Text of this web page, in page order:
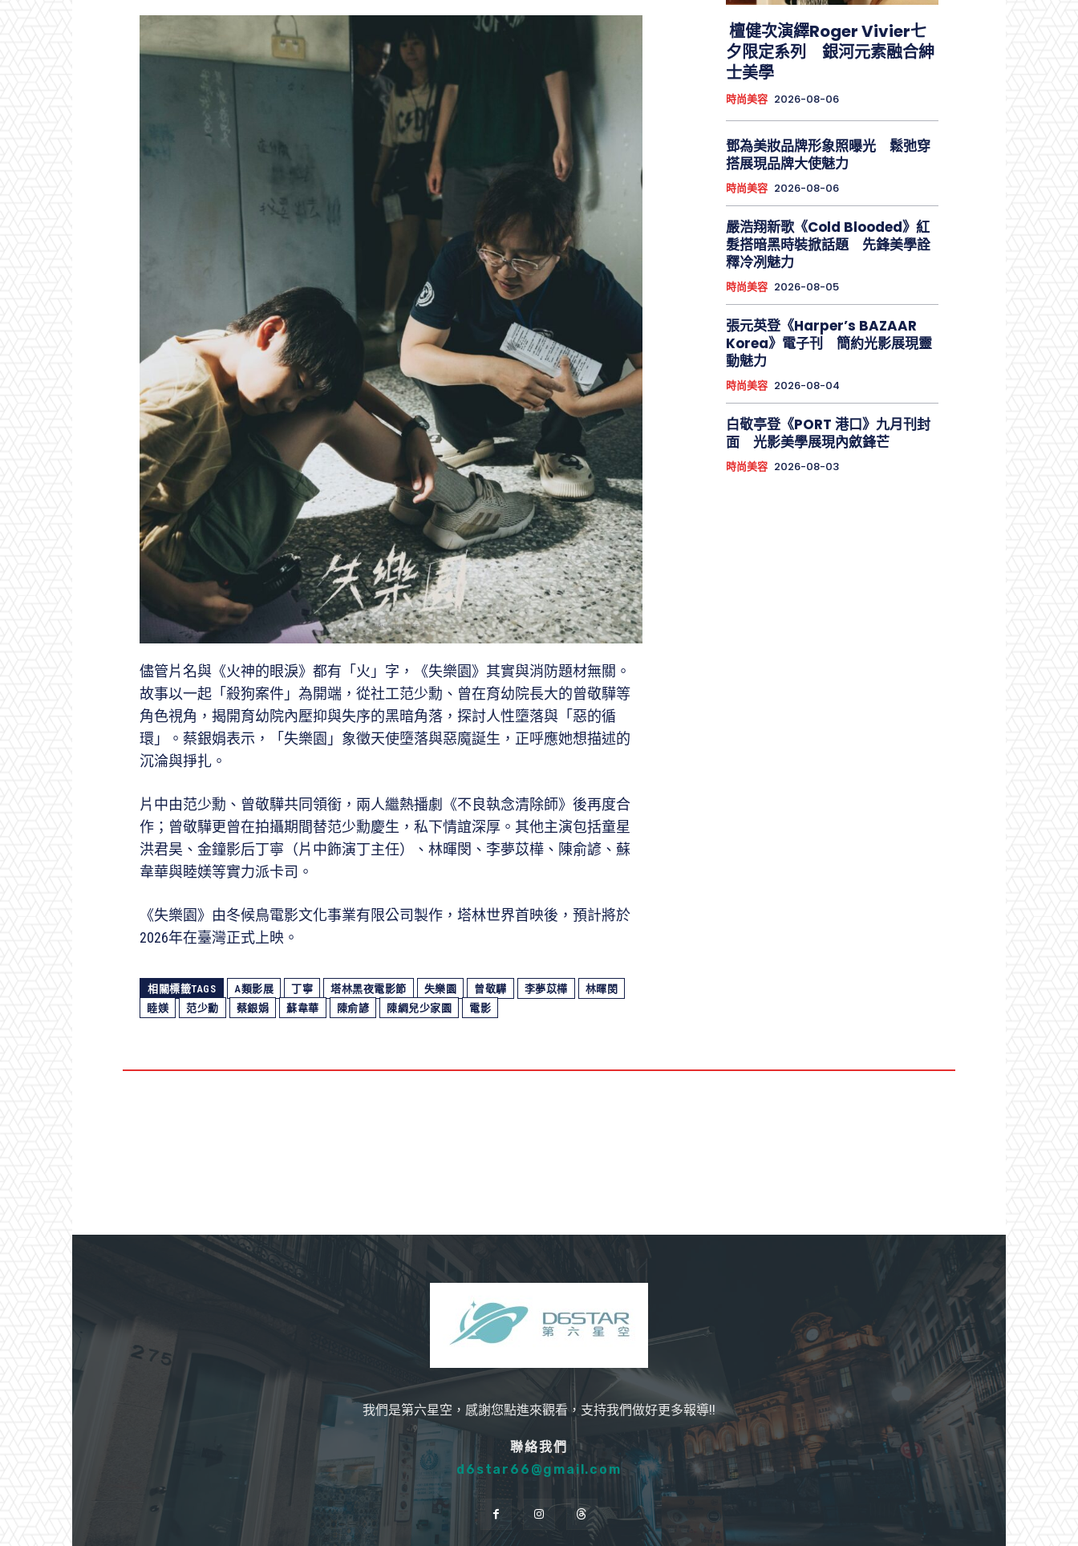
儘管片名與《火神的眼淚》都有「火」字，《失樂園》其實與消防題材無關。
故事以一起「殺狗案件」為開端，從社工范少勳、曾在育幼院長大的曾敬驊等
角色視角，揭開育幼院內壓抑與失序的黑暗角落，探討人性墮落與「惡的循
環」。蔡銀娟表示，「失樂園」象徵天使墮落與惡魔誕生，正呼應她想描述的
沉淪與掙扎。
片中由范少勳、曾敬驊共同領銜，兩人繼熱播劇《不良執念清除師》後再度合
作；曾敬驊更曾在拍攝期間替范少勳慶生，私下情誼深厚。其他主演包括童星
洪君昊、金鐘影后丁寧（片中飾演丁主任）、林暉閔、李夢苡樺、陳俞諺、蘇
韋華與睦媄等實力派卡司。
《失樂園》由冬候鳥電影文化事業有限公司製作，塔林世界首映後，預計將於
2026年在臺灣正式上映。
相關標籤TAGS A類影展 丁寧 塔林黑夜電影節 失樂園 曾敬驊 李夢苡樺
林暉閔
睦媄
范少勳 蔡銀娟 蘇韋華 陳俞諺 陳綢兒少家園 電影
檀健次演繹Roger Vivier七
夕限定系列 銀河元素融合紳
士美學
時尚美容 2026-08-06
鄧為美妝品牌形象照曝光 鬆弛穿
搭展現品牌大使魅力
時尚美容 2026-08-06
嚴浩翔新歌《Cold Blooded》紅
髮搭暗黑時裝掀話題 先鋒美學詮
釋冷冽魅力
時尚美容 2026-08-05
張元英登《Harper’s BAZAAR
Korea》電子刊 簡約光影展現靈
動魅力
時尚美容 2026-08-04
白敬亭登《PORT 港口》九月刊封
面 光影美學展現內斂鋒芒
時尚美容 2026-08-03
我們是第六星空，感謝您點進來觀看，支持我們做好更多報導!!
聯絡我們
d6star66@gmail.com